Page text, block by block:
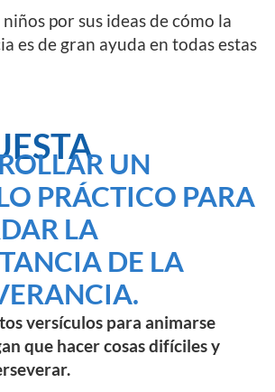
por sus ideas de cómo la
es de gran ayuda en todas estas
UN
PRÁCTICO PARA
LA
DE LA
versículos para animarse
que hacer cosas difíciles y